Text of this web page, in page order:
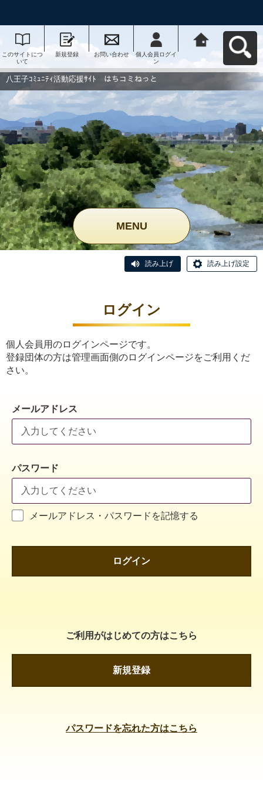
このサイトにつ
いて
新規登録 お問い合わせ
個人会員ログイ
ン
動応援ｻｲﾄ はち
コミねっとへ戻
八王子ｺﾐｭﾆﾃｨ活動応援ｻｲﾄ はちコミねっと
MENU
読み上げ 読み上げ設定
ログイン
個人会員用のログインページです。
登録団体の方は管理画面側のログインページをご利用くだ
さい。
メールアドレス
パスワード
メールアドレス・パスワードを記憶する
ログイン
ご利用がはじめての方はこちら
新規登録
パスワードを忘れた方はこちら